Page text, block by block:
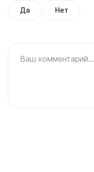
Да Нет
Ваш комментарий...